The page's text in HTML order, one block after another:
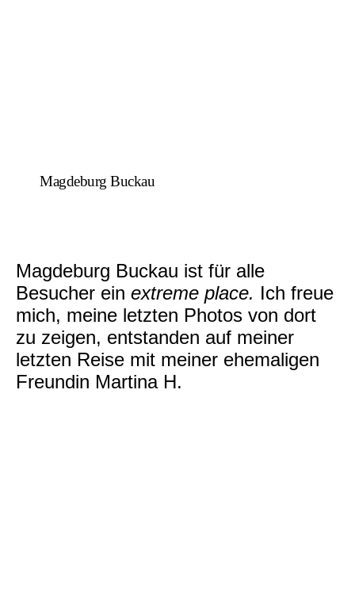
Magdeburg Buckau
Magdeburg Buckau ist für alle
Besucher ein extreme place. Ich freue
mich, meine letzten Photos von dort
zu zeigen, entstanden auf meiner
letzten Reise mit meiner ehemaligen
Freundin Martina H.